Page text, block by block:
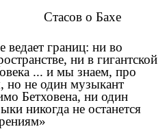
Стасов о Бахе
ведает границ: ни во
ни в гигантской
... и мы знаем, про
но не один музыкант
Бетховена, ни один
никогда не останется